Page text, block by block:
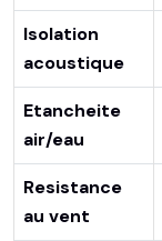
Isolation
acoustique
Etancheite
air/eau
Resistance
au vent